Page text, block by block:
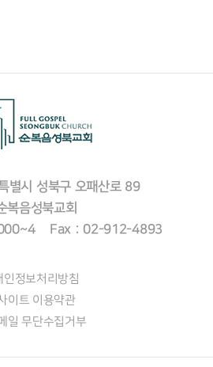
별시 성북구 오패산로 89
복음성북교회
Fax : 02-912-4893
인정보처리방침
이트 이용약관
일 무단수집거부